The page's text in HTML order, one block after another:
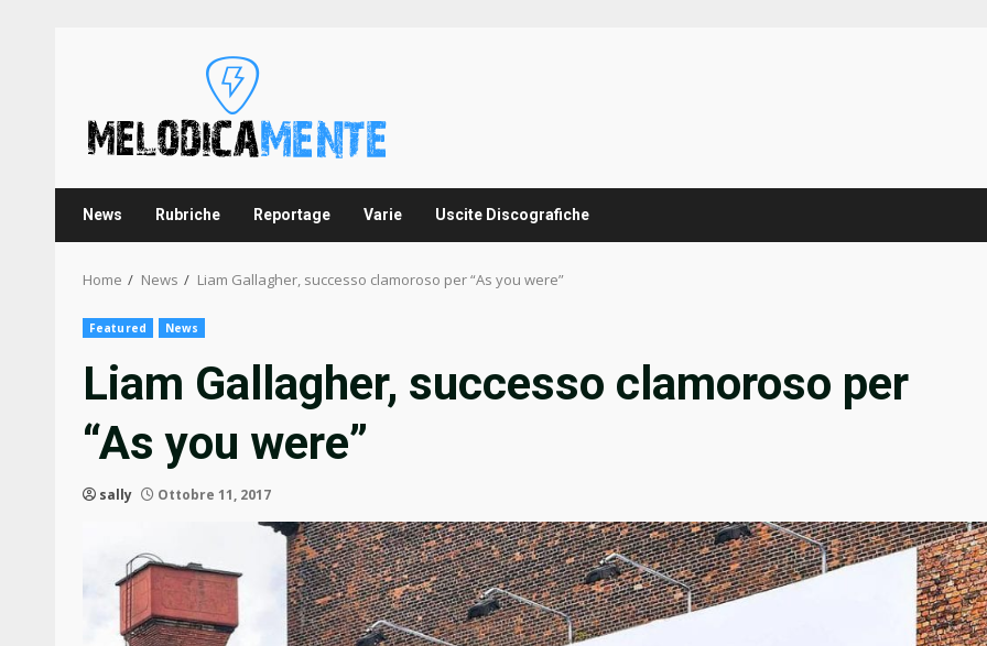
News Rubriche Reportage Varie Uscite Discografiche
Home News Liam Gallagher, successo clamoroso per “As you were”
Featured News
Liam Gallagher, successo clamoroso per
“As you were”
sally Ottobre 11, 2017